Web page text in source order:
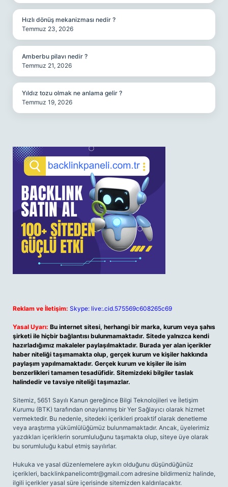
Hızlı dönüş mekanizması nedir ?
Temmuz 23, 2026
Amberbu pilavı nedir ?
Temmuz 21, 2026
Yıldız tozu olmak ne anlama gelir ?
Temmuz 19, 2026
Reklam ve İletişim: Skype: live:.cid.575569c608265c69
Yasal Uyarı: Bu internet sitesi, herhangi bir marka, kurum veya şahıs
şirketi ile hiçbir bağlantısı bulunmamaktadır. Sitede yalnızca kendi
hazırladığımız makaleler paylaşılmaktadır. Burada yer alan içerikler
haber niteliği taşımamakta olup, gerçek kurum ve kişiler hakkında
paylaşım yapılmamaktadır. Gerçek kurum ve kişiler ile isim
benzerlikleri tamamen tesadüfidir. Sitemizdeki bilgiler taslak
halindedir ve tavsiye niteliği taşımazlar.
Sitemiz, 5651 Sayılı Kanun gereğince Bilgi Teknolojileri ve İletişim
Kurumu (BTK) tarafından onaylanmış bir Yer Sağlayıcı olarak hizmet
vermektedir. Bu nedenle, sitedeki içerikleri proaktif olarak denetleme
veya araştırma yükümlülüğümüz bulunmamaktadır. Ancak, üyelerimiz
yazdıkları içeriklerin sorumluluğunu taşımakta olup, siteye üye olarak
bu sorumluluğu kabul etmiş sayılırlar.
Hukuka ve yasal düzenlemelere aykırı olduğunu düşündüğünüz
içerikleri, backlinkpanelicomtr@gmail.com adresine bildirmeniz halinde,
ilgili içerikler yasal süre içerisinde sitemizden kaldırılacaktır.